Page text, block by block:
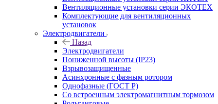
Вентиляционные установки серии ЭКОТЕХ
Комплектующие для вентиляционных
установок
Электродвигатели
Назад
Электродвигатели
Пониженной высоты (IP23)
Взрывозащищенные
Асинхронные с фазным ротором
Однофазные (ГОСТ Р)
Со встроенным электромагнитным тормозом